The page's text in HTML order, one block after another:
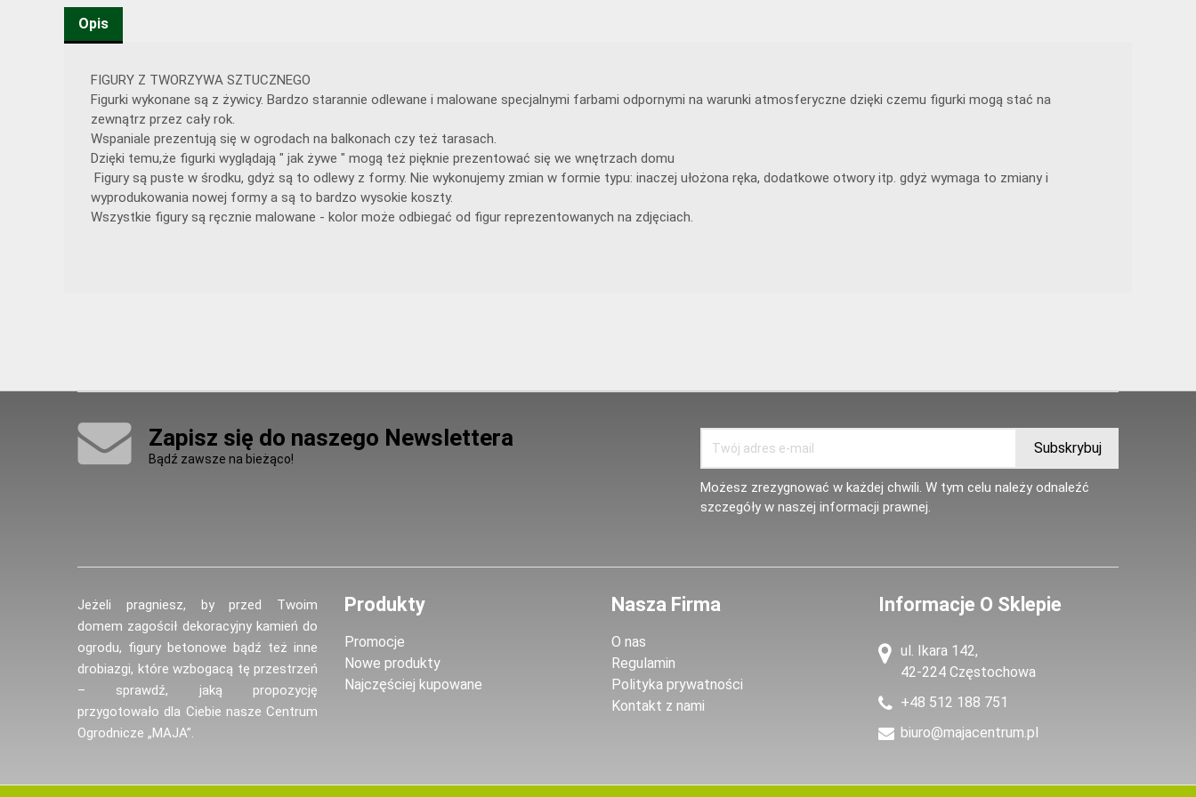
Opis
FIGURY Z TWORZYWA SZTUCZNEGO
Figurki wykonane są z żywicy. Bardzo starannie odlewane i malowane specjalnymi farbami odpornymi na warunki atmosferyczne dzięki czemu figurki mogą stać na
zewnątrz przez cały rok.
Wspaniale prezentują się w ogrodach na balkonach czy też tarasach.
Dzięki temu,że figurki wyglądają " jak żywe " mogą też pięknie prezentować się we wnętrzach domu
Figury są puste w środku, gdyż są to odlewy z formy. Nie wykonujemy zmian w formie typu: inaczej ułożona ręka, dodatkowe otwory itp. gdyż wymaga to zmiany i
wyprodukowania nowej formy a są to bardzo wysokie koszty.
Wszystkie figury są ręcznie malowane - kolor może odbiegać od figur reprezentowanych na zdjęciach.
Zapisz się do naszego Newslettera
Bądź zawsze na bieżąco!
Możesz zrezygnować w każdej chwili. W tym celu należy odnaleźć
szczegóły w naszej informacji prawnej.
Jeżeli pragniesz, by przed Twoim
domem zagościł dekoracyjny kamień do
ogrodu, figury betonowe bądź też inne
drobiazgi, które wzbogacą tę przestrzeń
– sprawdź, jaką propozycję
przygotowało dla Ciebie nasze Centrum
Ogrodnicze „MAJA”.
Produkty
Promocje
Nowe produkty
Najczęściej kupowane
Nasza Firma
O nas
Regulamin
Polityka prywatności
Kontakt z nami
Informacje O Sklepie
ul. Ikara 142,
42-224 Częstochowa
+48 512 188 751
biuro@majacentrum.pl